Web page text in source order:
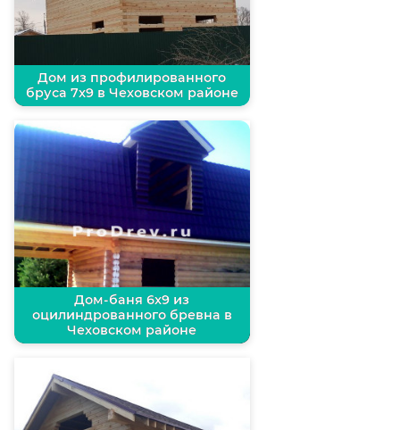
Дом из профилированного
бруса 7х9 в Чеховском районе
Дом-баня 6х9 из
оцилиндрованного бревна в
Чеховском районе